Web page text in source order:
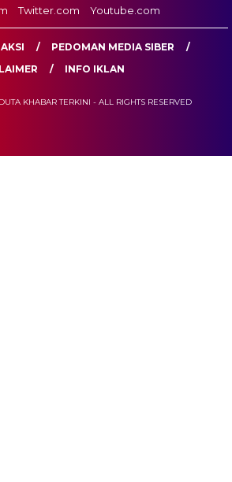
Twitter.com Youtube.com
PEDOMAN MEDIA SIBER
INFO IKLAN
KHABAR TERKINI - ALL RIGHTS RESERVED